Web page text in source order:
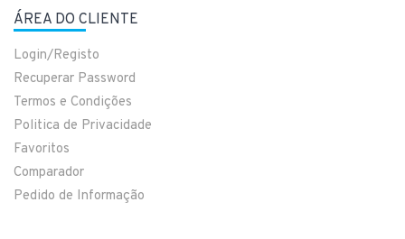
ÁREA DO CLIENTE
Login/Registo
Recuperar Password
Termos e Condições
Politica de Privacidade
Favoritos
Comparador
Pedido de Informação